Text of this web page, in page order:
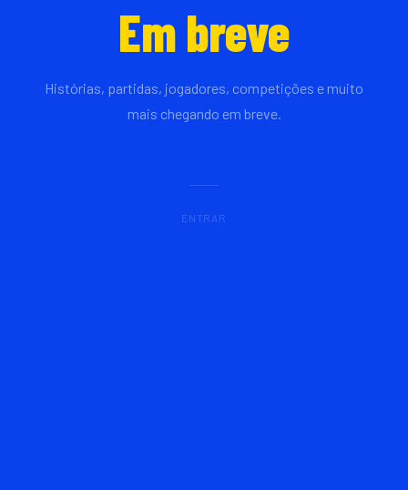
Em breve
Histórias, partidas, jogadores, competições e muito
mais chegando em breve.
ENTRAR